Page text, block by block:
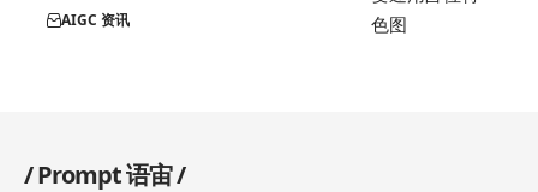
AIGC 资讯
/Prompt 语宙/